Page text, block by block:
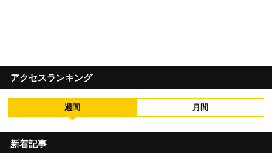
アクセスランキング
週間 月間
新着記事